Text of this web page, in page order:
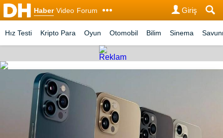
Haber Video Forum Giriş
Hız Testi Kripto Para Oyun Otomobil Bilim Sinema